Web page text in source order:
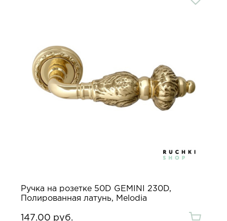
Ручка на розетке 50D GEMINI 230D,
Полированная латунь, Melodia
147.00 руб.